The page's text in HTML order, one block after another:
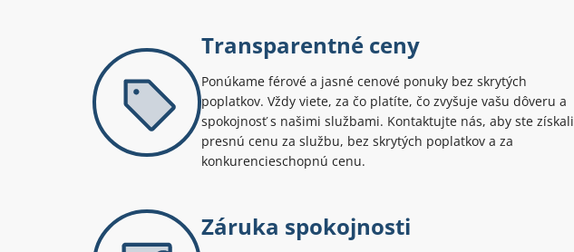
Transparentné ceny
Ponúkame férové a jasné cenové ponuky bez skrytých
poplatkov. Vždy viete, za čo platíte, čo zvyšuje vašu dôveru a
spokojnosť s našimi službami. Kontaktujte nás, aby ste získali
presnú cenu za službu, bez skrytých poplatkov a za
konkurencieschopnú cenu.
Záruka spokojnosti